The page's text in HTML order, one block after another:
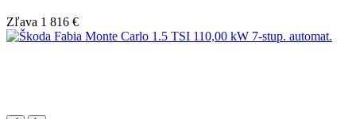
Zľava 1 816 €